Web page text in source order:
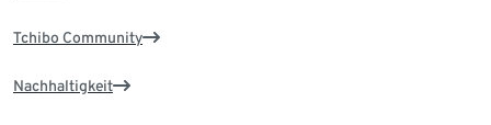
Tchibo Community
Nachhaltigkeit